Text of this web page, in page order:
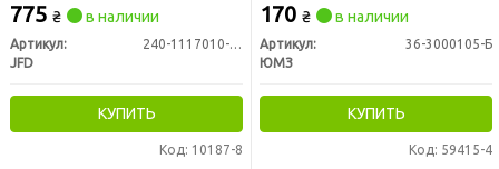
775 ₴ в наличии
Артикул:
240-1117010-А-01
JFD
КУПИТЬ
Код: 10187-8
170 ₴ в наличии
Артикул:
36-3000105-Б
ЮМЗ
КУПИТЬ
Код: 59415-4